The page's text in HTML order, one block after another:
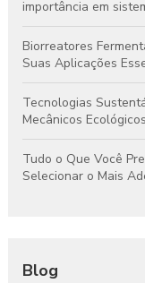
importância em
Biorreatores
Suas Aplicações
Tecnologias
Mecânicos
Tudo o Que Você
Selecionar o Mais
Blog